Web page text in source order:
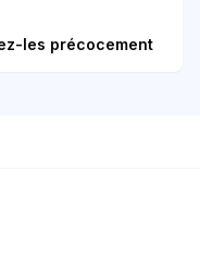
les précocement